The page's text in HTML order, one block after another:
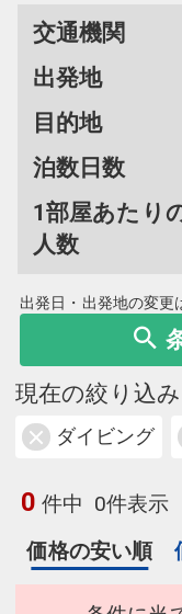
交通機関
出発地
目的地
泊数日数
1部屋あたり
人数
出発日・出発地の変更
現在の絞り込み
ダイビング
0 件中 0件表示
価格の安い順